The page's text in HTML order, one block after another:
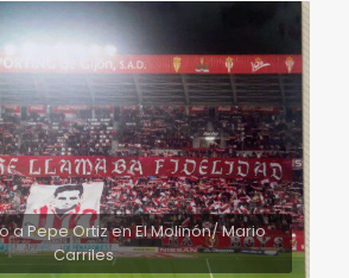
a Pepe Ortiz en El Molinón/ Mario
Carriles